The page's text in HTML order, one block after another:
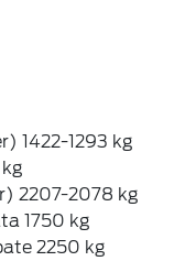
1422-1293 kg
2207-2078 kg
1750 kg
2250 kg